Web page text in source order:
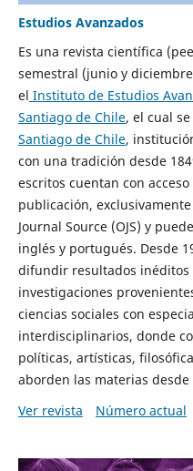
Estudios Avanzados
Es una revista científica
semestral (junio y
el Instituto de Estudios
Santiago de Chile, el cual
Santiago de Chile,
con una tradición desde
escritos cuentan con
publicación,
Journal Source (OJS) y
inglés y portugués. Desde
difundir resultados inéditos
investigaciones
ciencias sociales con
interdisciplinarios, donde
políticas, artísticas,
aborden las materias
Ver revista
Número actual